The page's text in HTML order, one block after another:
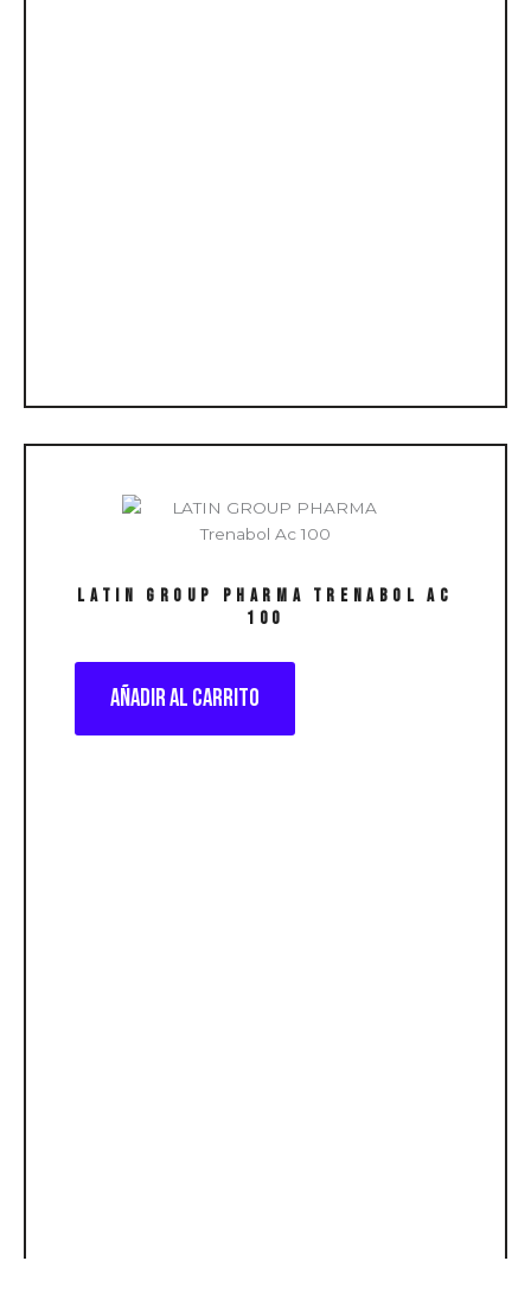
LATIN GROUP PHARMA Trenabol Ac
100
Añadir al carrito